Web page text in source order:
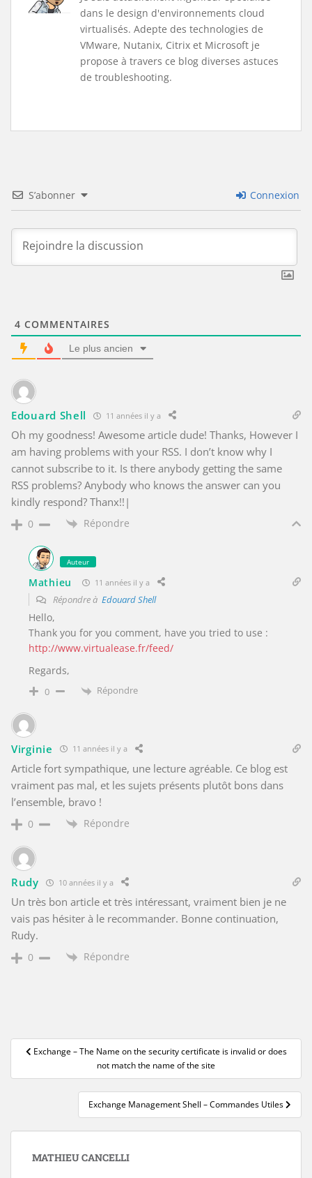
dans le design d'environnements cloud
virtualisés. Adepte des technologies de
VMware, Nutanix, Citrix et Microsoft je
propose à travers ce blog diverses astuces
de troubleshooting.
S’abonner Connexion
4 COMMENTAIRES
Le plus ancien
Edouard Shell 11 années il y a
Oh my goodness! Awesome article dude! Thanks, However I
am having problems with your RSS. I don’t know why I
cannot subscribe to it. Is there anybody getting the same
RSS problems? Anybody who knows the answer can you
kindly respond? Thanx!!|
0 Répondre
Auteur
Mathieu 11 années il y a
Répondre à Edouard Shell
Hello,
Thank you for you comment, have you tried to use :
http://www.virtualease.fr/feed/
Regards,
0 Répondre
Virginie 11 années il y a
Article fort sympathique, une lecture agréable. Ce blog est
vraiment pas mal, et les sujets présents plutôt bons dans
l’ensemble, bravo !
0 Répondre
Rudy 10 années il y a
Un très bon article et très intéressant, vraiment bien je ne
vais pas hésiter à le recommander. Bonne continuation,
Rudy.
0 Répondre
Navigation
l’article
Exchange – The Name on the security certificate is invalid or does
not match the name of the site
Exchange Management Shell – Commandes Utiles
MATHIEU CANCELLI